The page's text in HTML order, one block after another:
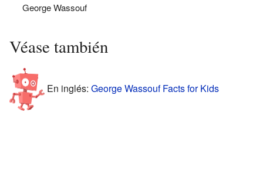
George Wassouf
Véase también
En inglés: George Wassouf Facts for Kids